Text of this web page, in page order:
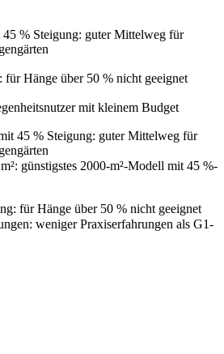
45 % Steigung: guter Mittelweg für
für Hänge über 50 % nicht geeignet
mit kleinem Budget
45 % Steigung: guter Mittelweg für
günstigstes 2000-m²-Modell mit 45 %-
für Hänge über 50 % nicht geeignet
weniger Praxiserfahrungen als G1-